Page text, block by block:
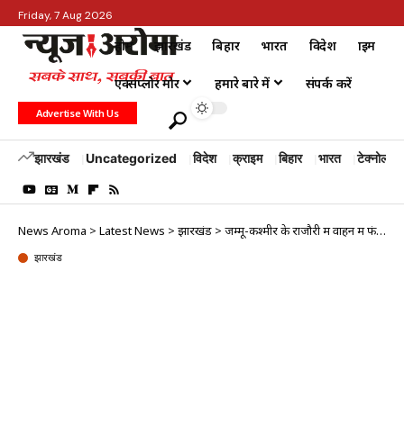
Friday, 7 Aug 2026
होम झारखंड बिहार भारत विदेश क्राइम
एक्सप्लोर मोर हमारे बारे में संपर्क करें
Advertise With Us
झारखंड Uncategorized विदेश क्राइम बिहार भारत टेक्नोलॉजी
News Aroma > Latest News > झारखंड > जम्मू-कश्मीर के राजौरी में वाहन में फंसे 7 लोगों को सेना ने बचाया
झारखंड